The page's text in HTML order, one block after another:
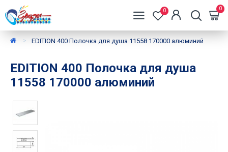
0 0
EDITION 400 Полочка для душа 11558 170000 алюминий
EDITION 400 Полочка для душа
11558 170000 алюминий